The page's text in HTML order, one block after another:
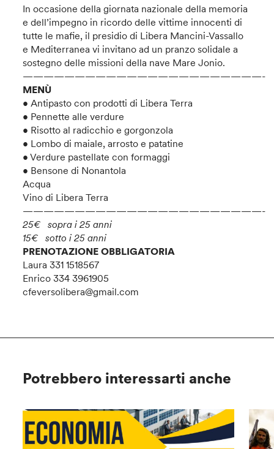
In occasione della giornata nazionale della memoria
e dell’impegno in ricordo delle vittime innocenti di
tutte le mafie, il presidio di Libera Mancini-Vassallo
e Mediterranea vi invitano ad un pranzo solidale a
sostegno delle missioni della nave Mare Jonio.
———————————————————————-
MENÙ
• Antipasto con prodotti di Libera Terra
• Pennette alle verdure
• Risotto al radicchio e gorgonzola
• Lombo di maiale, arrosto e patatine
• Verdure pastellate con formaggi
• Bensone di Nonantola
Acqua
Vino di Libera Terra
———————————————————————-
25€ sopra i 25 anni
15€ sotto i 25 anni
PRENOTAZIONE OBBLIGATORIA
Laura 331 1518567
Enrico 334 3961905
cfeversolibera@gmail.com
Potrebbero interessarti anche